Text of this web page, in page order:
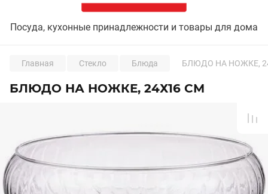
Посуда, кухонные принадлежности и товары для дома
Главная Стекло Блюда БЛЮДО НА НОЖКЕ,
БЛЮДО НА НОЖКЕ, 24Х16 СМ